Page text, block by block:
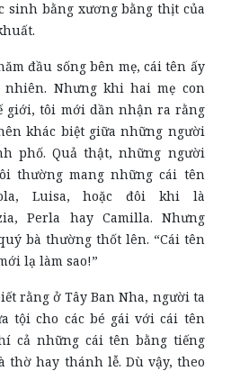
sinh bằng xương bằng thịt của
đầu sống bên mẹ, cái tên ấy
Nhưng khi hai mẹ con
giới, tôi mới dần nhận ra rằng
khác biệt giữa những người
phố. Quả thật, những người
thường mang những cái tên
Luisa, hoặc đôi khi là
Perla hay Camilla. Nhưng
bà thường thốt lên. “Cái tên
lạ làm sao!”
rằng ở Tây Ban Nha, người ta
tội cho các bé gái với cái tên
cả những cái tên bằng tiếng
thờ hay thánh lễ. Dù vậy, theo